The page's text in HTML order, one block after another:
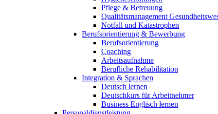
Pflege & Betreuung
Qualitätsmanagement
Notfall und Katastrophen
Berufsorientierung & Bewerbung
Berufsorientierung
Coaching
Arbeitsaufnahme
Berufliche Rehabilitation
Integration & Sprachen
Deutsch lernen
Deutschkurs für Arbeitnehmer
Business Englisch lernen